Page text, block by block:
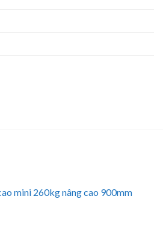
mini 260kg nâng cao 900mm